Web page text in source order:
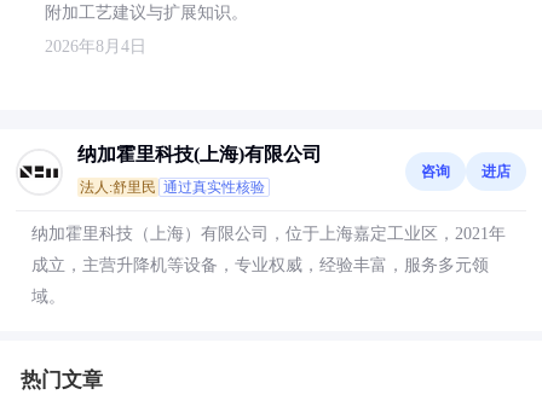
附加工艺建议与扩展知识。
2026年8月4日
纳加霍里科技(上海)有限公司
法人:舒里民 通过真实性核验
咨询 进店
纳加霍里科技（上海）有限公司，位于上海嘉定工业区，2021年
成立，主营升降机等设备，专业权威，经验丰富，服务多元领
域。
热门文章